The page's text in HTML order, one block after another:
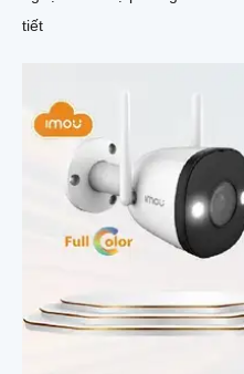
tiết